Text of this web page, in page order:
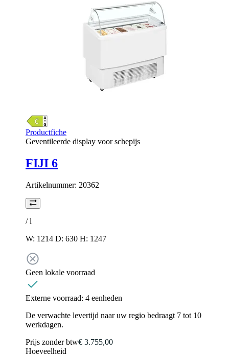
Productfiche
Geventileerde display voor schepijs
FIJI 6
Artikelnummer: 20362
/l
W: 1214 D: 630 H: 1247
Geen lokale voorraad
Externe voorraad: 4 eenheden
De verwachte levertijd naar uw regio bedraagt 7 tot 10
werkdagen.
Prijs zonder btw€ 3.755,00
Hoeveelheid